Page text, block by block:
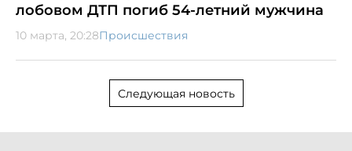
лобовом ДТП погиб 54-летний мужчина
10 марта, 20:28Происшествия
Следующая новость